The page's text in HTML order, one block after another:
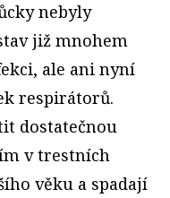
nebyly
již mnohem
ale ani nyní
respirátorů.
dostatečnou
v trestních
věku a spadají